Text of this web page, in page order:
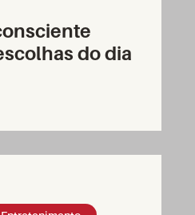
do dia